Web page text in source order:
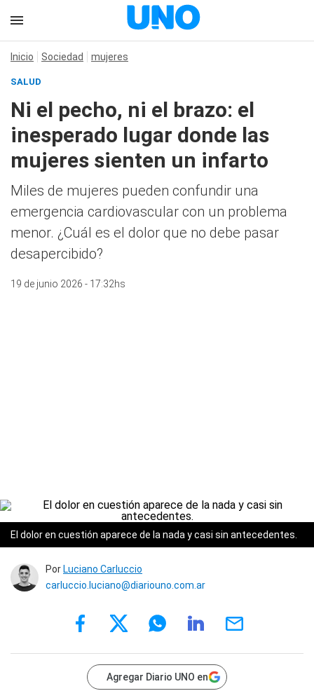
Inicio Sociedad mujeres
SALUD
Ni el pecho, ni el brazo: el
inesperado lugar donde las
mujeres sienten un infarto
Miles de mujeres pueden confundir una
emergencia cardiovascular con un problema
menor. ¿Cuál es el dolor que no debe pasar
desapercibido?
19 de junio 2026 - 17:32hs
El dolor en cuestión aparece de la nada y casi sin antecedentes.
Por Luciano Carluccio
carluccio.luciano@diariouno.com.ar
Agregar Diario UNO en